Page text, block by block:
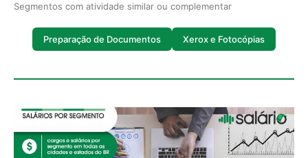
Segmentos com atividade similar ou complementar
Preparação de Documentos Xerox e Fotocópias